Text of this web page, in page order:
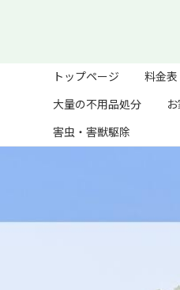
トップページ 料金表
大量の不用品処分
害虫・害獣駆除